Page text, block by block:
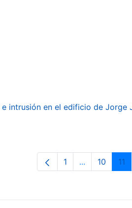
intrusión en el edificio de Jorge
Orrialdea
1 ...Intermediate
Orrialdea
10 11